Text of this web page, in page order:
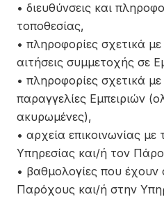
• διευθύνσεις και
τοποθεσίας,
• πληροφορίες σχετικά
αιτήσεις συμμετοχής σε
• πληροφορίες σχετικά
παραγγελίες Εμπειριών
ακυρωμένες),
• αρχεία επικοινωνίας
Υπηρεσίας και/ή τον
• βαθμολογίες που έχουν
Παρόχους και/ή στην